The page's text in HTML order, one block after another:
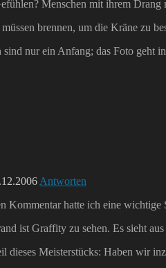
Menschen mit ihrem Drang
brennen, um die Kräne zu
sind nur ein Anfang; das Foto geht
Antworten
Kommentar hatte ich eine wichtige
ist Graffity zu sehen. Es sieht
dieses Meisterstücks: Haben wir